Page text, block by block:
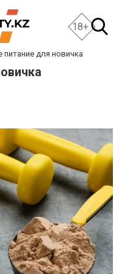
18+
питание для новичка